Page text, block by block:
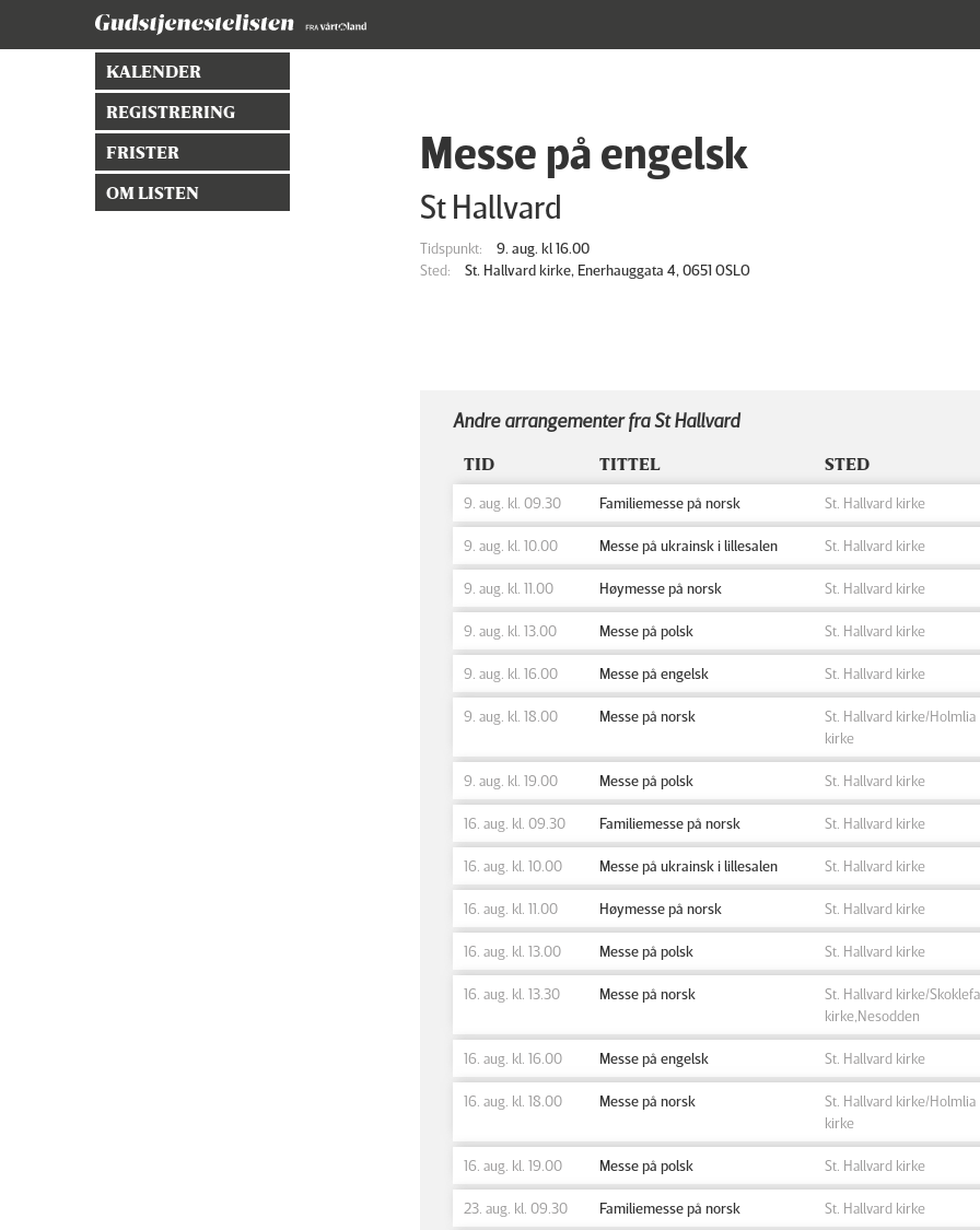
KALENDER
REGISTRERING
FRISTER
OM LISTEN
Messe på engelsk
St Hallvard
Tidspunkt:
9. aug. kl 16.00
Sted:
St. Hallvard kirke, Enerhauggata 4, 0651 OSLO
Andre arrangementer fra St Hallvard
TID TITTEL STED
9. aug. kl. 09.30 Familiemesse på norsk St. Hallvard kirke
9. aug. kl. 10.00 Messe på ukrainsk i lillesalen St. Hallvard kirke
9. aug. kl. 11.00 Høymesse på norsk St. Hallvard kirke
9. aug. kl. 13.00 Messe på polsk St. Hallvard kirke
9. aug. kl. 16.00 Messe på engelsk St. Hallvard kirke
9. aug. kl. 18.00 Messe på norsk
St. Hallvard kirke/Holmlia
kirke
9. aug. kl. 19.00 Messe på polsk St. Hallvard kirke
16. aug. kl. 09.30 Familiemesse på norsk St. Hallvard kirke
16. aug. kl. 10.00 Messe på ukrainsk i lillesalen St. Hallvard kirke
16. aug. kl. 11.00 Høymesse på norsk St. Hallvard kirke
16. aug. kl. 13.00 Messe på polsk St. Hallvard kirke
16. aug. kl. 13.30 Messe på norsk
St. Hallvard kirke/
kirke,Nesodden
16. aug. kl. 16.00 Messe på engelsk St. Hallvard kirke
16. aug. kl. 18.00 Messe på norsk
St. Hallvard kirke/Holmlia
kirke
16. aug. kl. 19.00 Messe på polsk St. Hallvard kirke
23. aug. kl. 09.30 Familiemesse på norsk St. Hallvard kirke